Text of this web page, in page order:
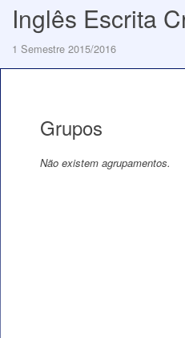
Inglês Escrita
1 Semestre 2015/2016
Grupos
Não existem agrupamentos.